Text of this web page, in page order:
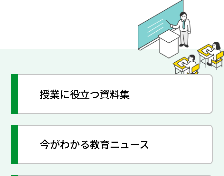
授業に役立つ資料集
今がわかる教育ニュース